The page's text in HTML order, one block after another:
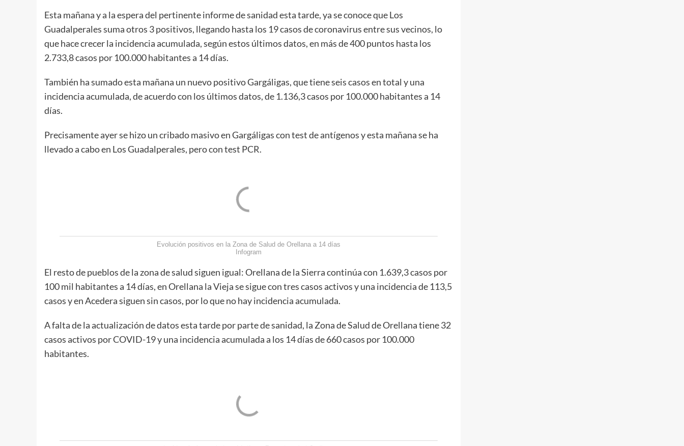
Esta mañana y a la espera del pertinente informe de sanidad esta tarde, ya se conoce que Los
Guadalperales suma otros 3 positivos, llegando hasta los 19 casos de coronavirus entre sus vecinos, lo
que hace crecer la incidencia acumulada, según estos últimos datos, en más de 400 puntos hasta los
2.733,8 casos por 100.000 habitantes a 14 días.
También ha sumado esta mañana un nuevo positivo Gargáligas, que tiene seis casos en total y una
incidencia acumulada, de acuerdo con los últimos datos, de 1.136,3 casos por 100.000 habitantes a 14
días.
Precisamente ayer se hizo un cribado masivo en Gargáligas con test de antígenos y esta mañana se ha
llevado a cabo en Los Guadalperales, pero con test PCR.
Evolución positivos en la Zona de Salud de Orellana a 14 días
Infogram
El resto de pueblos de la zona de salud siguen igual: Orellana de la Sierra continúa con 1.639,3 casos por
100 mil habitantes a 14 días, en Orellana la Vieja se sigue con tres casos activos y una incidencia de 113,5
casos y en Acedera siguen sin casos, por lo que no hay incidencia acumulada.
A falta de la actualización de datos esta tarde por parte de sanidad, la Zona de Salud de Orellana tiene 32
casos activos por COVID-19 y una incidencia acumulada a los 14 días de 660 casos por 100.000
habitantes.